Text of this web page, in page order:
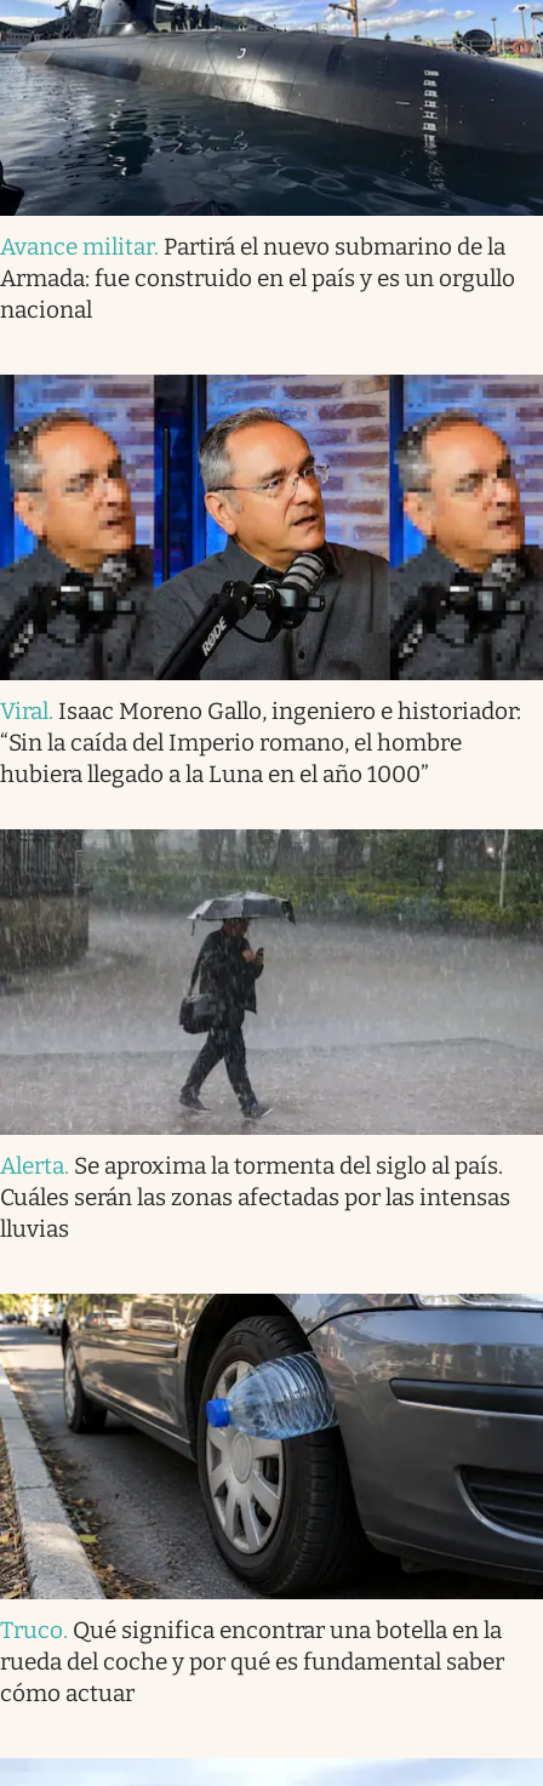
Avance militar. Partirá el nuevo submarino de la
Armada: fue construido en el país y es un orgullo
nacional
Viral. Isaac Moreno Gallo, ingeniero e historiador:
“Sin la caída del Imperio romano, el hombre
hubiera llegado a la Luna en el año 1000”
Alerta. Se aproxima la tormenta del siglo al país.
Cuáles serán las zonas afectadas por las intensas
lluvias
Truco. Qué significa encontrar una botella en la
rueda del coche y por qué es fundamental saber
cómo actuar